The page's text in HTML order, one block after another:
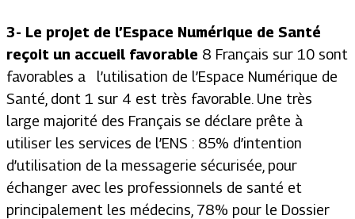
3- Le projet de l’Espace Numérique de Santé
reçoit un accueil favorable 8 Français sur 10 sont
favorables a l’utilisation de l’Espace Numérique de
Santé, dont 1 sur 4 est très favorable. Une très
large majorité des Français se déclare prête à
utiliser les services de l’ENS : 85% d’intention
d’utilisation de la messagerie sécurisée, pour
échanger avec les professionnels de santé et
principalement les médecins, 78% pour le Dossier